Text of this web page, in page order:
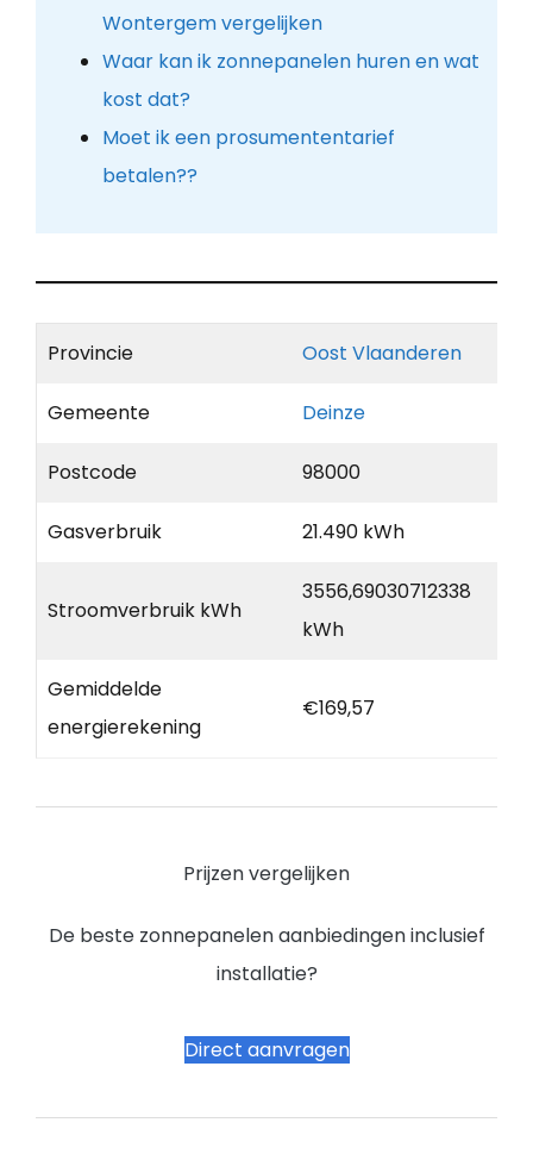
Wontergem vergelijken
Waar kan ik zonnepanelen huren en wat
kost dat?
Moet ik een prosumententarief
betalen??
Provincie Oost Vlaanderen
Gemeente Deinze
Postcode 98000
Gasverbruik 21.490 kWh
Stroomverbruik kWh
3556,69030712338
kWh
Gemiddelde
energierekening
€169,57
Prijzen vergelijken
De beste zonnepanelen aanbiedingen inclusief
installatie?
Direct aanvragen